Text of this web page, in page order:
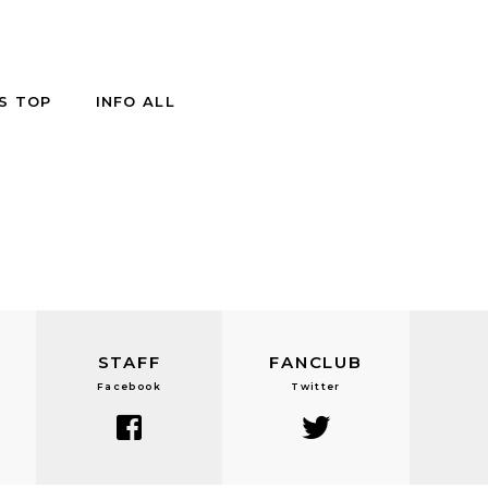
TOP INFO ALL
STAFF
Facebook
FANCLUB
Twitter